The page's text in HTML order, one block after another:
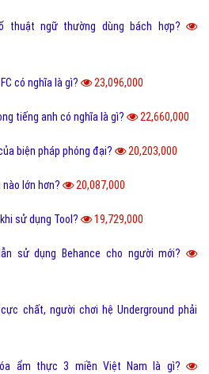
thuật ngữ thường dùng bách hợp?
có nghĩa là gì? 23,096,000
tiếng anh có nghĩa là gì? 22,660,000
biện pháp phóng đại? 20,203,000
nào lớn hơn? 20,087,000
sử dụng Tool? 19,729,000
sử dụng Behance cho người mới?
chất, người chơi hệ Underground phải
ẩm thực 3 miền Việt Nam là gì?